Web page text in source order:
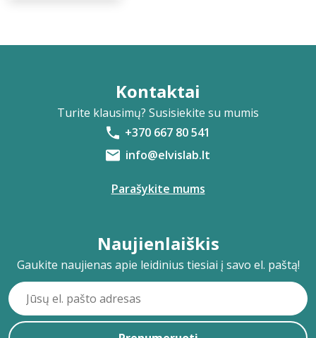
Kontaktai
Turite klausimų? Susisiekite su mumis
+370 667 80 541
info@elvislab.lt
Parašykite mums
Naujienlaiškis
Gaukite naujienas apie leidinius tiesiai į savo el. paštą!